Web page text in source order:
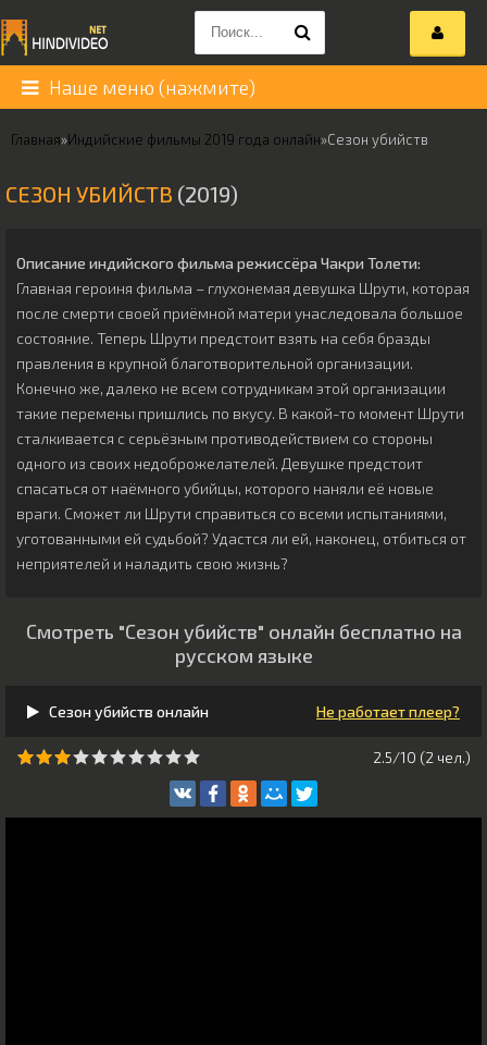
Наше меню (нажмите)
Главная»Индийские фильмы 2019 года онлайн»Сезон убийств
СЕЗОН УБИЙСТВ (2019)
Описание индийского фильма режиссёра Чакри Толети:
Главная героиня фильма – глухонемая девушка Шрути, которая
после смерти своей приёмной матери унаследовала большое
состояние. Теперь Шрути предстоит взять на себя бразды
правления в крупной благотворительной организации.
Конечно же, далеко не всем сотрудникам этой организации
такие перемены пришлись по вкусу. В какой-то момент Шрути
сталкивается с серьёзным противодействием со стороны
одного из своих недоброжелателей. Девушке предстоит
спасаться от наёмного убийцы, которого наняли её новые
враги. Сможет ли Шрути справиться со всеми испытаниями,
уготованными ей судьбой? Удастся ли ей, наконец, отбиться от
неприятелей и наладить свою жизнь?
Смотреть "Сезон убийств" онлайн бесплатно на
русском языке
Сезон убийств онлайн Не работает плеер?
2.5/10 (2 чeл.)